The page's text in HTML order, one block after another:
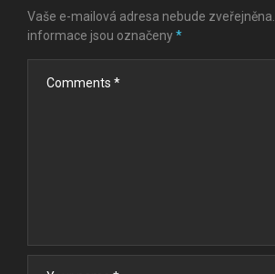
Vaše e-mailová adresa nebude zveřejněna.
informace jsou označeny*